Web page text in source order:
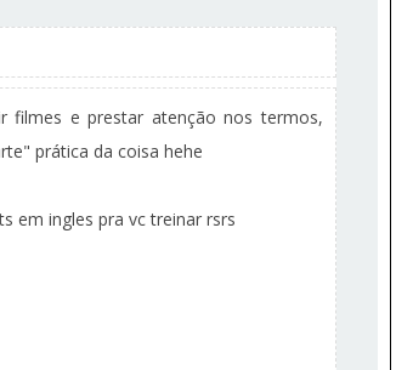
filmes e prestar atenção nos termos,
prática da coisa hehe
em ingles pra vc treinar rsrs